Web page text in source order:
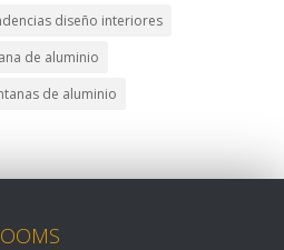
diseño interiores
de aluminio
de aluminio